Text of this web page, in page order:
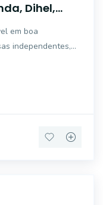
Dihel,
em boa
independentes,
cozinha com